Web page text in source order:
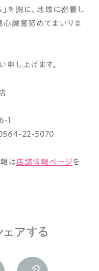
を胸に、地域に密着し
心誠意努めてまいりま
申し上げます。
1
22-5070
は店舗情報ページを
アする